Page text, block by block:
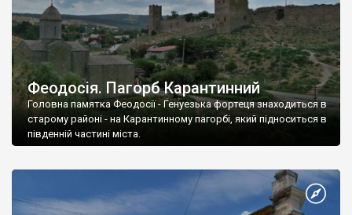
Феодосія. Пагорб Карантинний
Головна памятка Феодосії - Генуезька фортеця знаходиться в
старому районі - на Карантинному пагорбі, який підноситься в
південній частині міста.